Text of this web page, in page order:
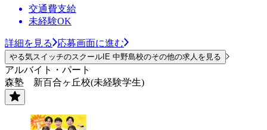
交通費支給
未経験OK
詳細を見る 応募画面に進む
やる気スイッチのスクールIE 中野島校のその他の求人を見る
アルバイト・パート
森塾 新百合ヶ丘校(未経験学生)